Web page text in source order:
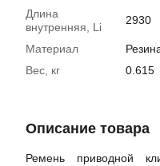
Длина
внутренняя, Li
2930
Материал
Вес, кг
0.615
Описание товара
Ремень приводной